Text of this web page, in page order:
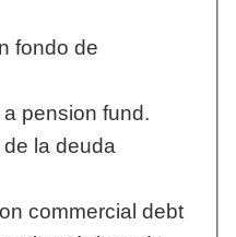
fondo de
pension fund.
la deuda
commercial debt